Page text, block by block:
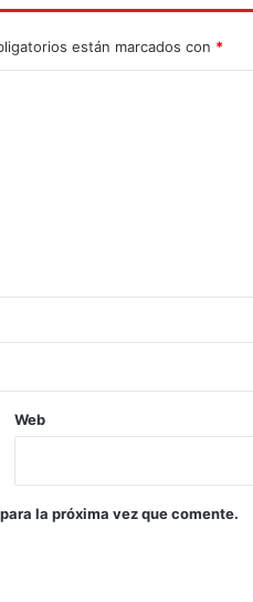
están marcados con *
Web
la próxima vez que comente.